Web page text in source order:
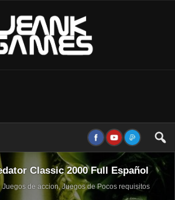
Classic 2000 Full Español
Juegos de accion,Juegos de Pocos requisitos